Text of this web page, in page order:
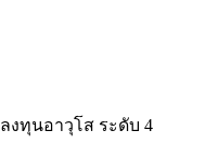
งทุนอาวุโส ระดับ 4